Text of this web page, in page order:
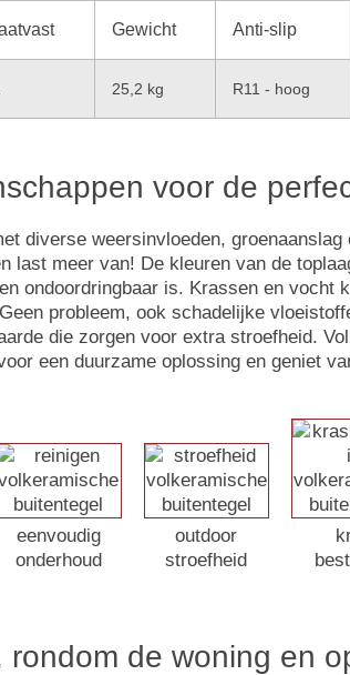
Gewicht Anti-slip
25,2 kg R11 - hoog
voor de
diverse weersinvloeden,
last meer van! De kleuren van de
ondoordringbaar is. Krassen en vocht
probleem, ook schadelijke
die zorgen voor extra stroefheid.
een duurzame oplossing en geniet
eenvoudig
onderhoud
outdoor
stroefheid
rondom de woning en